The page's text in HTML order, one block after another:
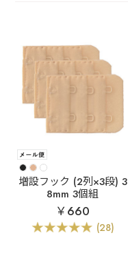
増設フック (2列×3段) 3
8mm 3個組
￥660
(28)